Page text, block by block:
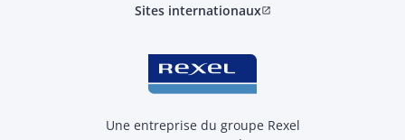
Sites internationauxopen_in_new
Une entreprise du groupe Rexel